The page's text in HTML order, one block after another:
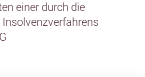
einer durch die